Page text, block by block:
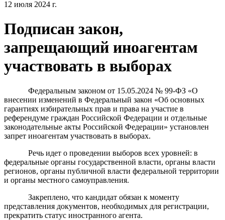
12 июля 2024 г.
Подписан закон,
запрещающий иноагентам
участвовать в выборах
Федеральным законом от 15.05.2024 № 99-ФЗ «О
внесении изменений в Федеральный закон «Об основных
гарантиях избирательных прав и права на участие в
референдуме граждан Российской Федерации и отдельные
законодательные акты Российской Федерации» установлен
запрет иноагентам участвовать в выборах.
Речь идет о проведении выборов всех уровней: в
федеральные органы государственной власти, органы власти
регионов, органы публичной власти федеральной территории
и органы местного самоуправления.
Закреплено, что кандидат обязан к моменту
представления документов, необходимых для регистрации,
прекратить статус иностранного агента.